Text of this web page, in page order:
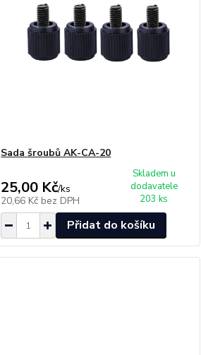
Sada šroubů AK-CA-20
25,00 Kč/ks
20,66 Kč bez DPH
Skladem u
dodavatele
203 ks
Přidat do košíku